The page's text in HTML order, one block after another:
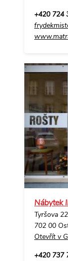
+420 724
Nábytek
Tyršova 22
702 00
Otevřít v
+420 737